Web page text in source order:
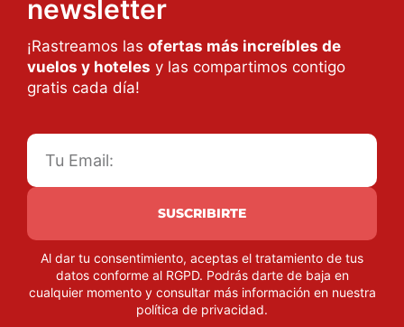
newsletter
¡Rastreamos las ofertas más increíbles de
vuelos y hoteles y las compartimos contigo
gratis cada día!
SUSCRIBIRTE
Al dar tu consentimiento, aceptas el tratamiento de tus
datos conforme al RGPD. Podrás darte de baja en
cualquier momento y consultar más información en nuestra
política de privacidad.